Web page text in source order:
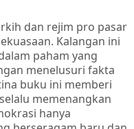
dan rejim pro pasar
Kalangan ini
paham yang
menelusuri fakta
buku ini memberi
memenangkan
hanya